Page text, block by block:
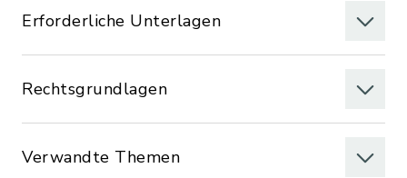
Erforderliche Unterlagen
Rechtsgrundlagen
Verwandte Themen